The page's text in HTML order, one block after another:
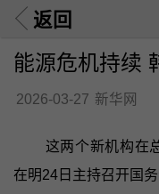
返回
能源危机持续
2026-03-27 新华网
这两个新机构在
在明24日主持召开国